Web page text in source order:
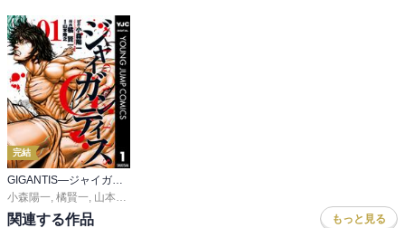
完結
GIGANTIS―ジャイガンティス―
小森陽一, 橘賢一, 山本隆之
関連する作品 もっと見る